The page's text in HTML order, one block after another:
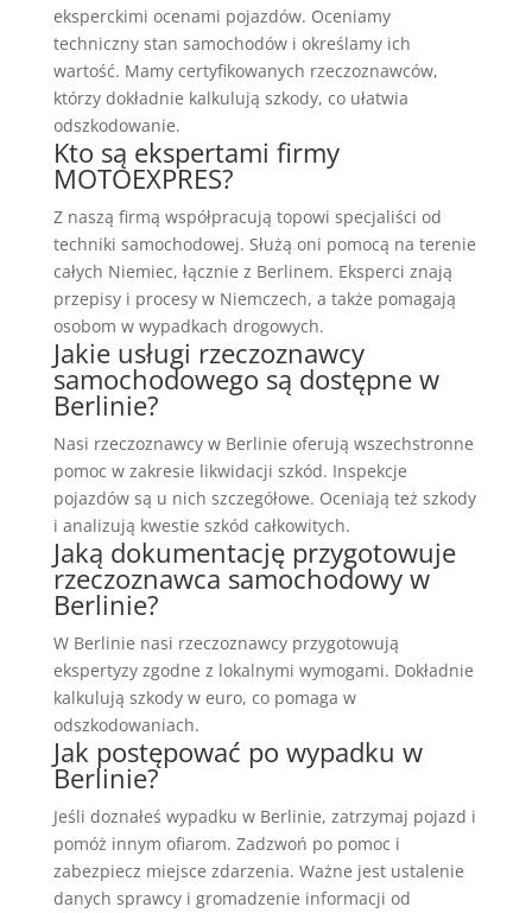
eksperckimi ocenami pojazdów. Oceniamy
techniczny stan samochodów i określamy ich
wartość. Mamy certyfikowanych rzeczoznawców,
którzy dokładnie kalkulują szkody, co ułatwia
odszkodowanie.
Kto są ekspertami firmy
MOTOEXPRES?
Z naszą firmą współpracują topowi specjaliści od
techniki samochodowej. Służą oni pomocą na terenie
całych Niemiec, łącznie z Berlinem. Eksperci znają
przepisy i procesy w Niemczech, a także pomagają
osobom w wypadkach drogowych.
Jakie usługi rzeczoznawcy
samochodowego są dostępne w
Berlinie?
Nasi rzeczoznawcy w Berlinie oferują wszechstronne
pomoc w zakresie likwidacji szkód. Inspekcje
pojazdów są u nich szczegółowe. Oceniają też szkody
i analizują kwestie szkód całkowitych.
Jaką dokumentację przygotowuje
rzeczoznawca samochodowy w
Berlinie?
W Berlinie nasi rzeczoznawcy przygotowują
ekspertyzy zgodne z lokalnymi wymogami. Dokładnie
kalkulują szkody w euro, co pomaga w
odszkodowaniach.
Jak postępować po wypadku w
Berlinie?
Jeśli doznałeś wypadku w Berlinie, zatrzymaj pojazd i
pomóż innym ofiarom. Zadzwoń po pomoc i
zabezpiecz miejsce zdarzenia. Ważne jest ustalenie
danych sprawcy i gromadzenie informacji od